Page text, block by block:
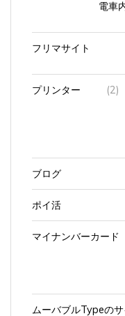
フリマサイト
プリンター (2)
ブログ
ポイ活
マイナンバーカード
ムーバブルTypeの